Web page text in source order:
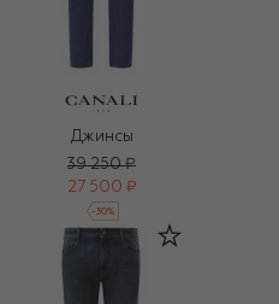
Джинсы
39 250 ₽
27 500 ₽
-30%